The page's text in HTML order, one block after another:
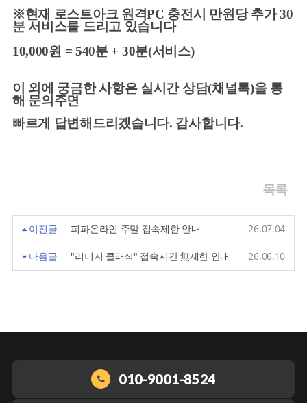
※현재 로스트아크 원격PC 충전시 만원당 추가 30
분 서비스를 드리고 있습니다
10,000원 = 540분 + 30분(서비스)
이 외에 궁금한 사항은 실시간 상담(채널톡)을 통
해 문의주면
빠르게 답변해드리겠습니다. 감사합니다.
목록
이전글 피파온라인 주말 접속제한 안내 26.07.04
다음글 "리니지 클래식" 접속시간 無제한 안내 26.06.10
010-9001-8524